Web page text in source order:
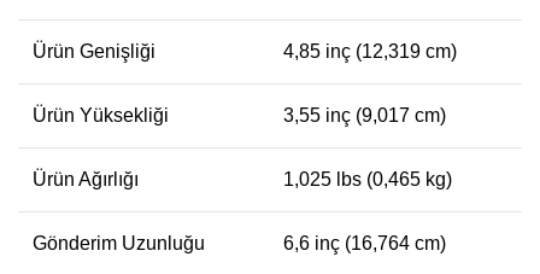
Ürün Genişliği 4,85 inç (12,319 cm)
Ürün Yüksekliği 3,55 inç (9,017 cm)
Ürün Ağırlığı 1,025 lbs (0,465 kg)
Gönderim Uzunluğu 6,6 inç (16,764 cm)